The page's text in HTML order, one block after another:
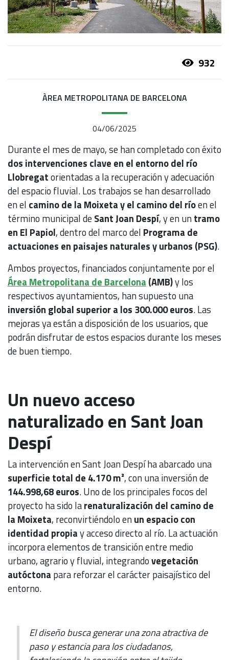
932
ÀREA METROPOLITANA DE BARCELONA
04/06/2025
Durante el mes de mayo, se han completado con éxito
dos intervenciones clave en el entorno del río
Llobregatorientadas a la recuperación y adecuación
del espacio fluvial. Los trabajos se han desarrollado
en el camino de la Moixeta y el camino del ríoen el
término municipal deSant Joan Despí, y en untramo
en El Papiol, dentro del marco del Programa de
actuaciones en paisajes naturales y urbanos (PSG).
Ambos proyectos, financiados conjuntamente por el
Área Metropolitana de Barcelona (AMB)y los
respectivos ayuntamientos, han supuesto una
inversión global superior a los 300.000 euros. Las
mejoras ya están a disposición de los usuarios, que
podrán disfrutar de estos espacios durante los meses
de buen tiempo.
Un nuevo acceso
naturalizado en Sant Joan
Despí
La intervención en Sant Joan Despí ha abarcado una
superficie total de 4.170 m², con una inversión de
144.998,68 euros. Uno de los principales focos del
proyecto ha sido larenaturalización del camino de
la Moixeta, reconvirtiéndolo enun espacio con
identidad propiay acceso directo al río. La actuación
incorpora elementos de transición entre medio
urbano, agrario y fluvial, integrandovegetación
autóctona para reforzar el carácter paisajístico del
entorno.
El diseño busca generar una zona atractiva de
paso y estancia para los ciudadanos,